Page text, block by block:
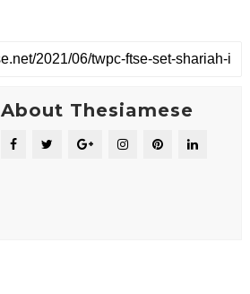
About Thesiamese